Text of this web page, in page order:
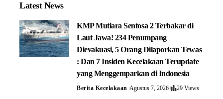
Latest News
KMP Mutiara Sentosa 2 Terbakar di
Laut Jawa! 234 Penumpang
Dievakuasi, 5 Orang Dilaporkan Tewas
: Dan 7 Insiden Kecelakaan Terupdate
yang Menggemparkan di Indonesia
Berita Kecelakaan Agustus 7, 2026 29 Views